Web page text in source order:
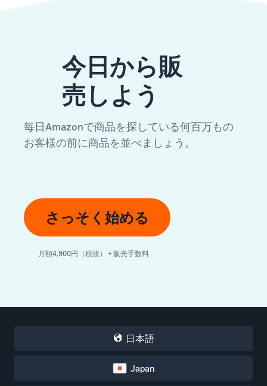
今日から販
売しよう
毎日Amazonで商品を探している何百万もの
お客様の前に商品を並べましょう。
さっそく始める
月額4,900円（税抜） + 販売手数料
日本語
Japan